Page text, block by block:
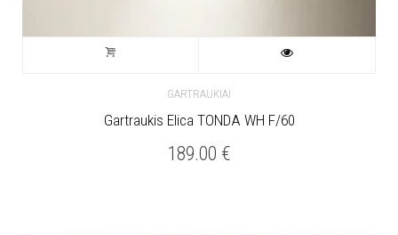
GARTRAUKIAI
Gartraukis Elica TONDA WH F/60
189.00 €